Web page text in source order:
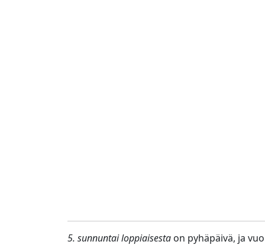
5. sunnuntai loppiaisesta on pyhäpäivä, ja